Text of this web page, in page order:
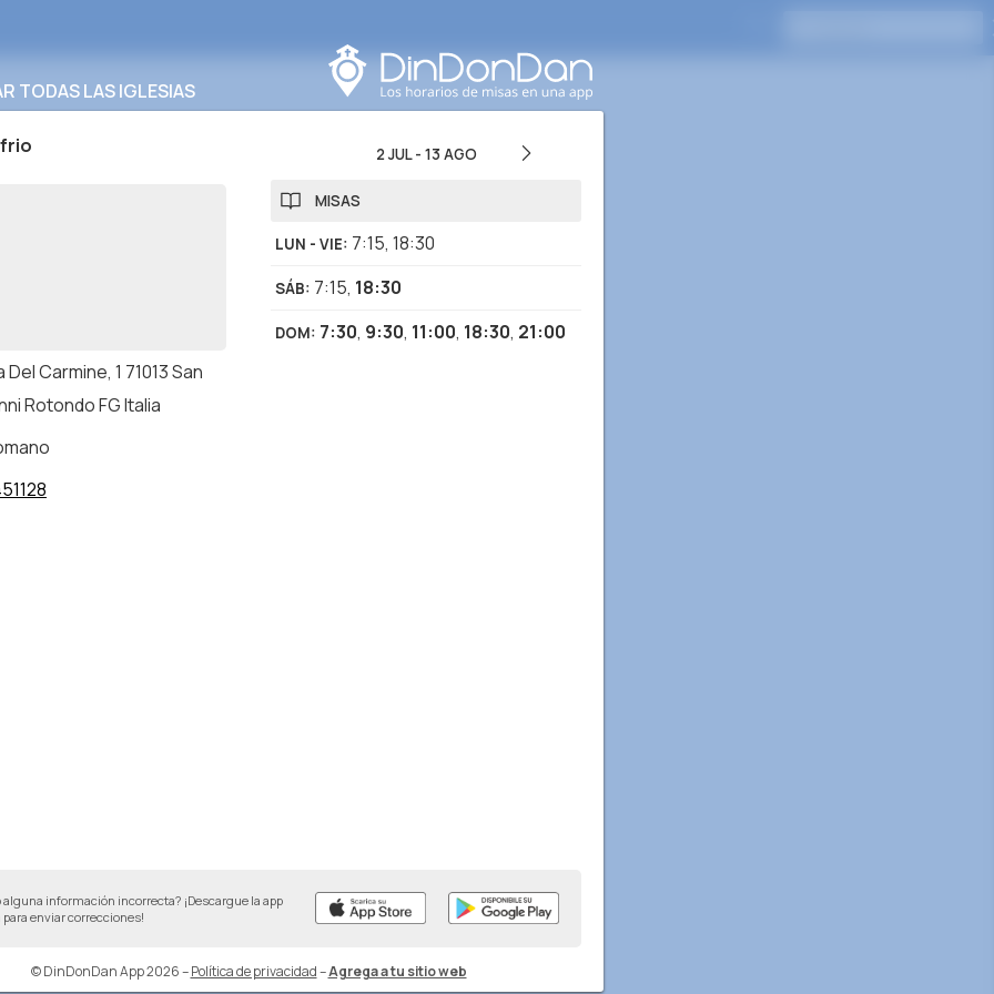
TODAS LAS IGLESIAS
Del Carmine, 1 71013 San
Rotondo FG Italia
2 JUL- 13 AGO
MISAS
LUN - VIE: 7:15, 18:30
SÁB: 7:15, 18:30
DOM: 7:30, 9:30, 11:00, 18:30, 21:00
alguna información incorrecta? ¡Descargue la app
para enviar correcciones!
© DinDonDan App 2026– Política de privacidad–Agrega a tu sitio web